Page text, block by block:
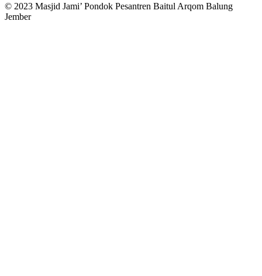
© 2023 Masjid Jami’ Pondok Pesantren Baitul Arqom Balung
Jember